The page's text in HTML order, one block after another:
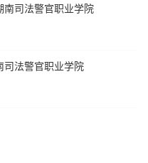
南司法警官职业学院
司法警官职业学院